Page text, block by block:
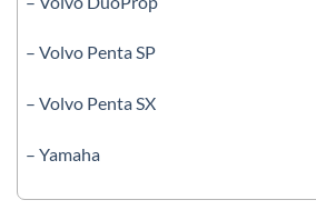
– Volvo Penta SP
– Volvo Penta SX
– Yamaha